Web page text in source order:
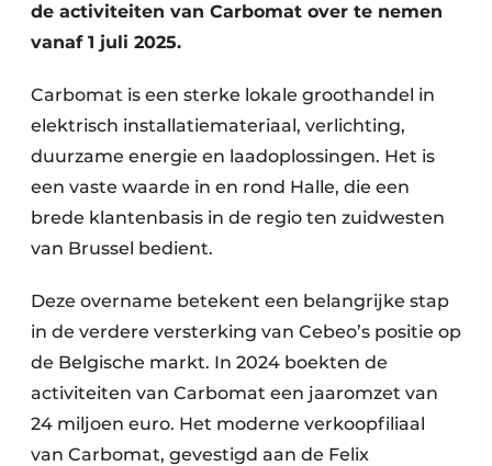
Warmtepompen
de activiteiten van Carbomat over te nemen
vanaf 1 juli 2025.
Carbomat is een sterke lokale groothandel in
elektrisch installatiemateriaal, verlichting,
duurzame energie en laadoplossingen. Het is
een vaste waarde in en rond Halle, die een
brede klantenbasis in de regio ten zuidwesten
van Brussel bedient.
Deze overname betekent een belangrijke stap
in de verdere versterking van Cebeo’s positie op
de Belgische markt. In 2024 boekten de
activiteiten van Carbomat een jaaromzet van
24 miljoen euro. Het moderne verkoopfiliaal
van Carbomat, gevestigd aan de Felix